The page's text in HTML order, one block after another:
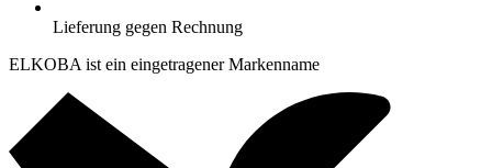
Lieferung gegen Rechnung
ELKOBA ist ein eingetragener Markenname